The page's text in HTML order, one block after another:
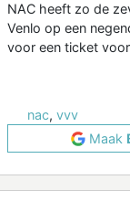
NAC heeft zo de
Venlo op een
voor een ticket
nac, vvv
Maak